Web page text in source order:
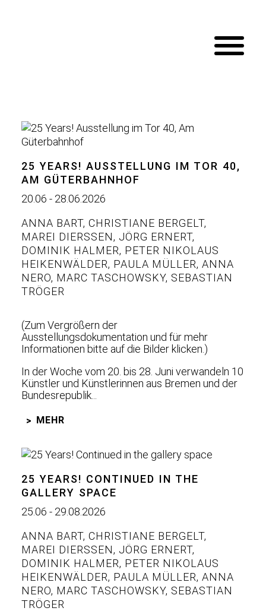
25 YEARS! AUSSTELLUNG IM TOR 40,
AM GÜTERBAHNHOF
20.06 - 28.06.2026
ANNA BART, CHRISTIANE BERGELT,
MAREI DIERSSEN
, JÖRG ERNERT,
DOMINIK HALMER, PETER NIKOLAUS
HEIKENWÄLDER, PAULA MÜLLER, ANNA
NERO, MARC TASCHOWSKY, SEBASTIAN
TRÖGER
(Zum Vergrößern der
Ausstellungsdokumentation und für mehr
Informationen bitte auf die Bilder klicken.)
In der Woche vom 20. bis 28. Juni verwandeln 10
Künstler und Künstlerinnen aus Bremen und der
Bundesrepublik...
MEHR
25 YEARS! CONTINUED IN THE
GALLERY SPACE
25.06 - 29.08.2026
ANNA BART, CHRISTIANE BERGELT,
MAREI DIERSSEN
, JÖRG ERNERT,
DOMINIK HALMER, PETER NIKOLAUS
HEIKENWÄLDER, PAULA MÜLLER, ANNA
NERO, MARC TASCHOWSKY, SEBASTIAN
TRÖGER